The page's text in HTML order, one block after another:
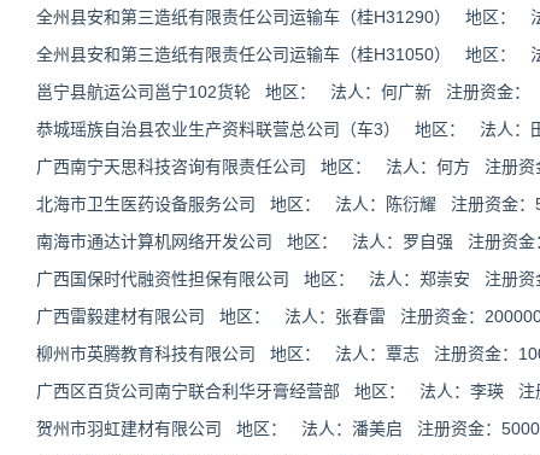
全州县安和第三造纸有限责任公司运输车（桂H31290） 地区：
全州县安和第三造纸有限责任公司运输车（桂H31050） 地区：
邕宁县航运公司邕宁102货轮 地区： 法人：何广新 注册资金：
恭城瑶族自治县农业生产资料联营总公司（车3） 地区： 法人：
广西南宁天思科技咨询有限责任公司 地区： 法人：何方 注册资
北海市卫生医药设备服务公司 地区： 法人：陈衍耀 注册资金：
南海市通达计算机网络开发公司 地区： 法人：罗自强 注册资金
广西国保时代融资性担保有限公司 地区： 法人：郑崇安 注册资
广西雷毅建材有限公司 地区： 法人：张春雷 注册资金：
柳州市英腾教育科技有限公司 地区： 法人：覃志 注册资金：
广西区百货公司南宁联合利华牙膏经营部 地区： 法人：李瑛 注
贺州市羽虹建材有限公司 地区： 法人：潘美启 注册资金：